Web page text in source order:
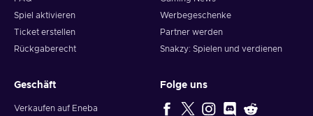
Spiel aktivieren
Ticket erstellen
Rückgaberecht
Werbegeschenke
Partner werden
Snakzy: Spielen und verdienen
Geschäft
Verkaufen auf Eneba
Folge uns